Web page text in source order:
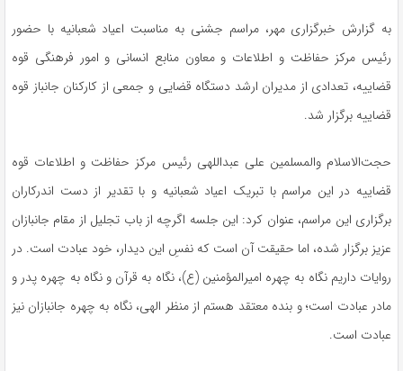
به گزارش خبرگزاری مهر، مراسم جشنی به مناسبت اعیاد شعبانیه با حضور
رئیس مرکز حفاظت و اطلاعات و معاون منابع انسانی و امور فرهنگی قوه
قضاییه، تعدادی از مدیران ارشد دستگاه قضایی و جمعی از کارکنان جانباز قوه
قضاییه برگزار شد.
حجت‌الاسلام والمسلمین علی عبداللهی رئیس مرکز حفاظت و اطلاعات قوه
قضاییه در این مراسم با تبریک اعیاد شعبانیه و با تقدیر از دست اندرکاران
برگزاری این مراسم، عنوان کرد: این جلسه اگرچه از باب تجلیل از مقام جانبازان
عزیز برگزار شده، اما حقیقت آن است که نفسِ این دیدار، خود عبادت است. در
روایات داریم نگاه به چهره امیرالمؤمنین (ع)، نگاه به قرآن و نگاه به چهره پدر و
مادر عبادت است؛ و بنده معتقد هستم از منظر الهی، نگاه به چهره جانبازان نیز
عبادت است.